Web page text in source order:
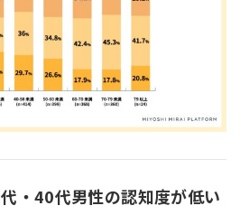
・40代男性の認知度が低い